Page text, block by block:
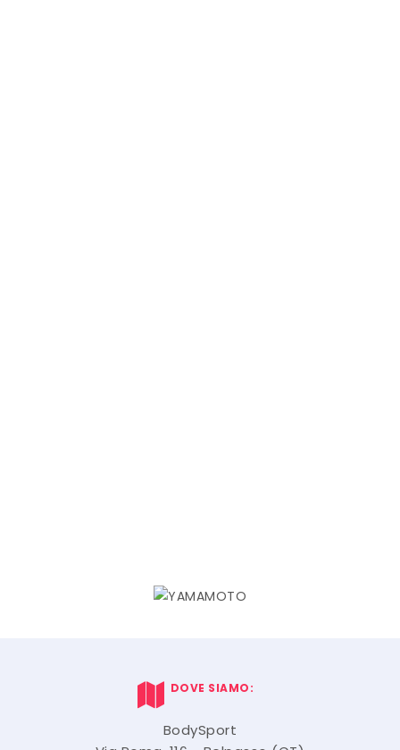
DOVE SIAMO:
BodySport